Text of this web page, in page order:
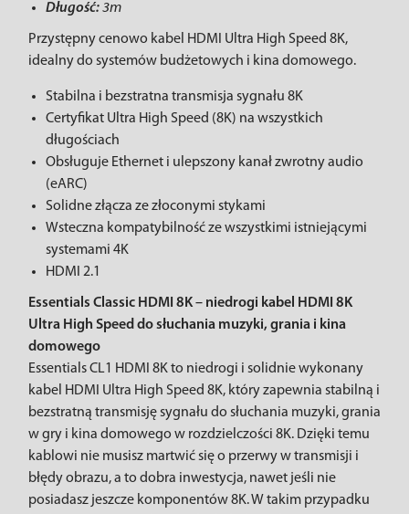
Długość:3m
Przystępny cenowo kabel HDMI Ultra High Speed ​​​​8K,
idealny do systemów budżetowych i kina domowego.
Stabilna i bezstratna transmisja sygnału 8K
Certyfikat Ultra High Speed ​​(8K) na wszystkich
długościach
Obsługuje Ethernet i ulepszony kanał zwrotny audio
(eARC)
Solidne złącza ze złoconymi stykami
Wsteczna kompatybilność ze wszystkimi istniejącymi
systemami 4K
HDMI 2.1
Essentials Classic HDMI 8K – niedrogi kabel HDMI 8K
Ultra High Speed ​​do słuchania muzyki, grania i kina
domowego
Essentials CL1 HDMI 8K to niedrogi i solidnie wykonany
kabel HDMI Ultra High Speed ​​8K, który zapewnia stabilną i
bezstratną transmisję sygnału do słuchania muzyki, grania
w gry i kina domowego w rozdzielczości 8K. Dzięki temu
kablowi nie musisz martwić się o przerwy w transmisji i
błędy obrazu, a to dobra inwestycja, nawet jeśli nie
posiadasz jeszcze komponentów 8K. W takim przypadku